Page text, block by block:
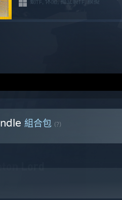
動作, 休閒, 獨立製作, 模擬
組合包 (?)